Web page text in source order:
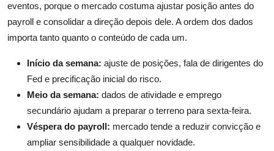
eventos, porque o mercado costuma ajustar posição antes do
payroll e consolidar a direção depois dele. A ordem dos dados
importa tanto quanto o conteúdo de cada um.
Início da semana: ajuste de posições, fala de dirigentes do
Fed e precificação inicial do risco.
Meio da semana: dados de atividade e emprego
secundário ajudam a preparar o terreno para sexta-feira.
Véspera do payroll: mercado tende a reduzir convicção e
ampliar sensibilidade a qualquer novidade.